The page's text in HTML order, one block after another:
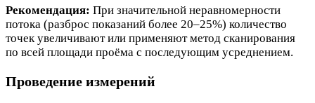
Рекомендация: При значительной неравномерности
потока (разброс показаний более 20–25%) количество
точек увеличивают или применяют метод сканирования
по всей площади проёма с последующим усреднением.
Проведение измерений